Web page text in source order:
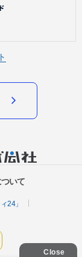
いて
24」